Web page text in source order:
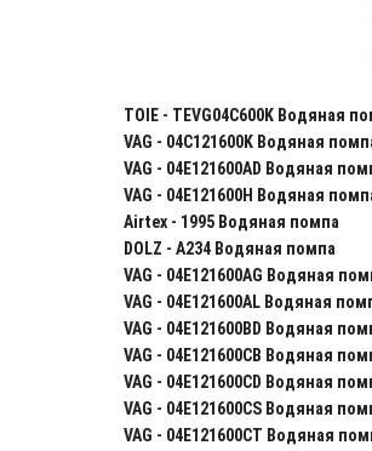
TOIE - TEVG04C600K Водяная
VAG - 04C121600K Водяная
VAG - 04E121600AD Водяная
VAG - 04E121600H Водяная
Airtex - 1995 Водяная помпа
DOLZ - A234 Водяная помпа
VAG - 04E121600AG Водяная
VAG - 04E121600AL Водяная
VAG - 04E121600BD Водяная
VAG - 04E121600CB Водяная
VAG - 04E121600CD Водяная
VAG - 04E121600CS Водяная
VAG - 04E121600CT Водяная